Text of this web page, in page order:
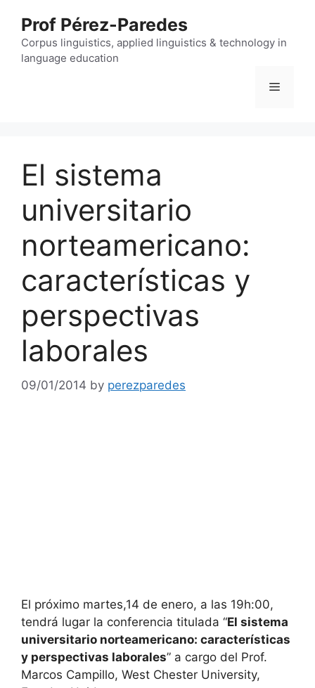
content
Prof Pérez-Paredes
Corpus linguistics, applied linguistics & technology in
language education
Menu
El sistema
universitario
norteamericano:
características y
perspectivas
laborales
09/01/2014 by perezparedes
El próximo martes,14 de enero, a las 19h:00,
tendrá lugar la conferencia titulada “El sistema
universitario norteamericano: características
y perspectivas laborales” a cargo del Prof.
Marcos Campillo, West Chester University,